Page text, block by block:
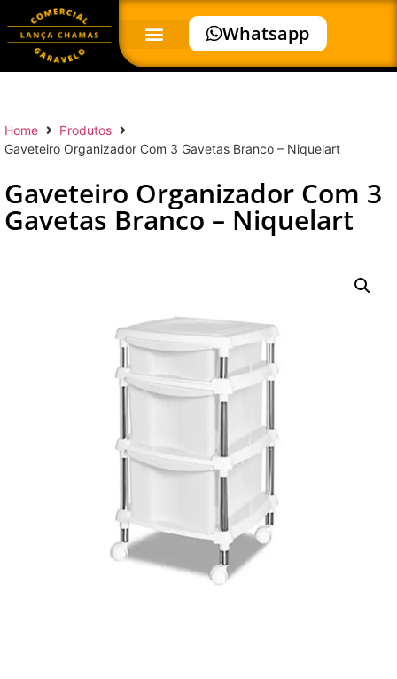
Whatsapp
Home
Produtos
Gaveteiro Organizador Com 3 Gavetas Branco – Niquelart
Gaveteiro Organizador Com 3
Gavetas Branco – Niquelart